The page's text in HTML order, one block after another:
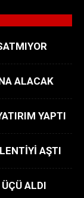
ALACAK
YAPTI
AŞTI
ALDI